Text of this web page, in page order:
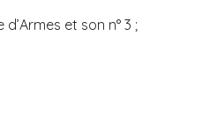
et son n° 3 ;